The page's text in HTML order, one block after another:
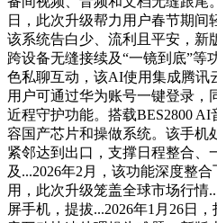
日，此次升级帮力用户春节期间
该系统告白少、流利且平安，新
跨设备无缝接续及“一镜到底”等
色私聊互动，该AI使用集成腾讯
用户可通过华为账号一键登录，
近程守护功能。搭载BES2800
容国产芯片和操做系统。该手机
紧邻达到出口，支撑日程整合、
及...2026年2月，该功能深度整
用，此次升级笼盖全球市场行情
屏手机，提拔...2026年1月26日